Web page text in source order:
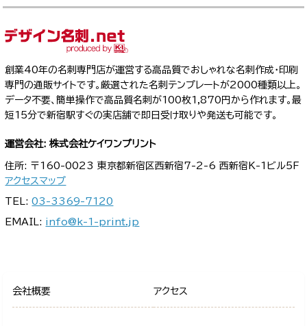
創業40年の名刺専門店が運営する高品質でおしゃれな名刺作成・印刷
専門の通販サイトです。厳選された名刺テンプレートが2000種類以上。
データ不要、簡単操作で高品質名刺が100枚1,870円から作れます。最
短15分で新宿駅すぐの実店舗で即日受け取りや発送も可能です。
運営会社: 株式会社ケイワンプリント
住所: 〒160-0023 東京都新宿区西新宿7-2-6 西新宿K-1ビル5F
アクセスマップ
TEL:03-3369-7120
EMAIL: info@k-1-print.jp
会社概要 アクセス